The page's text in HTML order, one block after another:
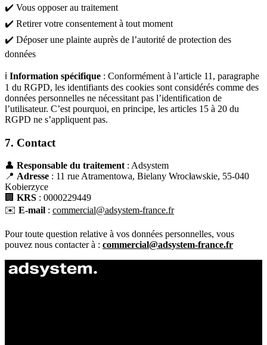
✔️ Vous opposer au traitement
✔️ Retirer votre consentement à tout moment
✔️ Déposer une plainte auprès de l’autorité de protection des
données
ℹ️ Information spécifique : Conformément à l’article 11, paragraphe
1 du RGPD, les identifiants des cookies sont considérés comme des
données personnelles ne nécessitant pas l’identification de
l’utilisateur. C’est pourquoi, en principe, les articles 15 à 20 du
RGPD ne s’appliquent pas.
7. Contact
👤 Responsable du traitement : Adsystem
📍 Adresse : 11 rue Atramentowa, Bielany Wrocławskie, 55-040
Kobierzyce
🏢 KRS : 0000229449
✉️ E-mail : commercial@adsystem-france.fr
Pour toute question relative à vos données personnelles, vous
pouvez nous contacter à : commercial@adsystem-france.fr